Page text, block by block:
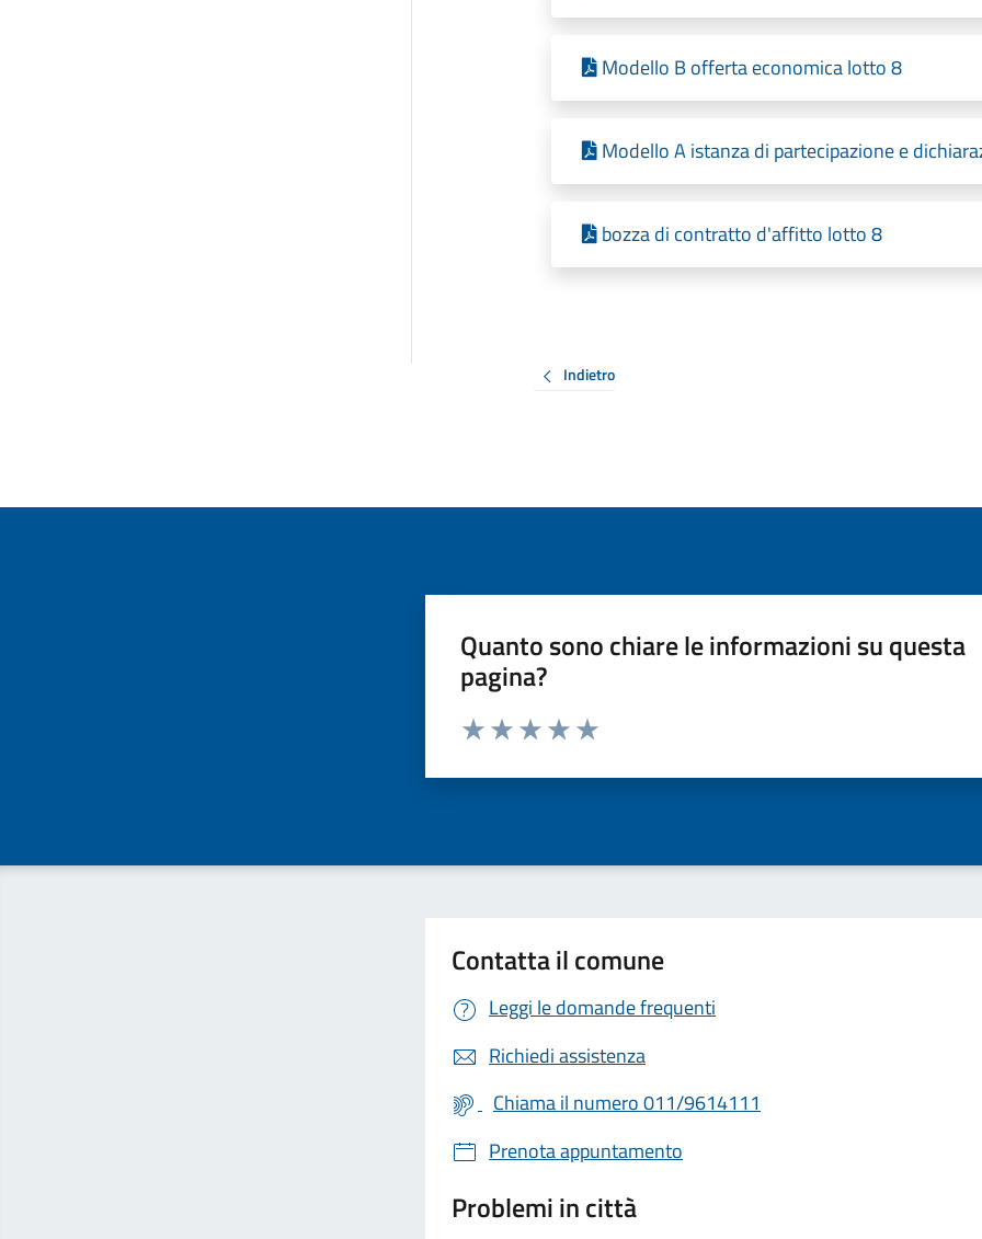
Modello B offerta economica lotto 8
Modello A istanza di partecipazione e
bozza di contratto d'affitto lotto 8
Indietro
Quanto sono chiare le informazioni su questa
pagina?
Valuta da 1 a 5 stelle la pagina
Contatta il comune
Leggi le domande frequenti
Richiedi assistenza
Chiama il numero 011/9614111
Prenota appuntamento
Problemi in città